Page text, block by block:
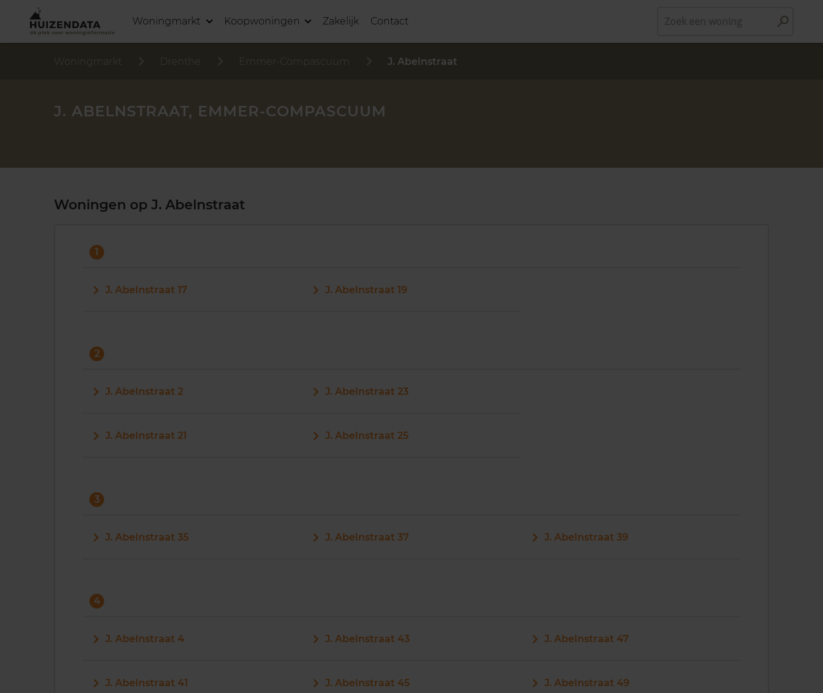
Woningmarkt Koopwoningen Zakelijk Contact
Woningmarkt Drenthe Emmer-Compascuum J. Abelnstraat
J. ABELNSTRAAT, EMMER-COMPASCUUM
Woningen op J. Abelnstraat
1
J. Abelnstraat 17 J. Abelnstraat 19
2
J. Abelnstraat 2
J. Abelnstraat 21
J. Abelnstraat 23
J. Abelnstraat 25
3
J. Abelnstraat 35 J. Abelnstraat 37 J. Abelnstraat 39
4
J. Abelnstraat 4
J. Abelnstraat 41
J. Abelnstraat 43
J. Abelnstraat 45
J. Abelnstraat 47
J. Abelnstraat 49